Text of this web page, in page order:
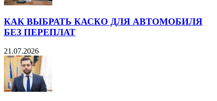
КАК ВЫБРАТЬ КАСКО ДЛЯ АВТОМОБИЛЯ
БЕЗ ПЕРЕПЛАТ
21.07.2026